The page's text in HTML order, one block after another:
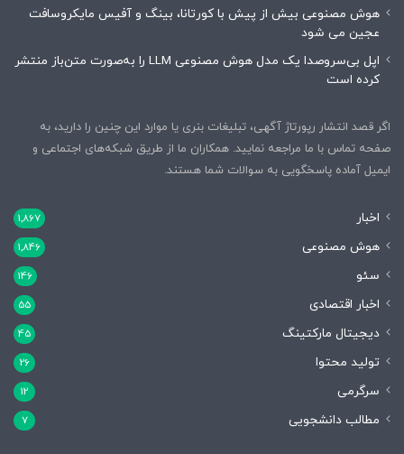
هوش مصنوعی بیش از پیش با کورتانا، بینگ و آفیس مایکروسافت
عجین می شود
اپل بی‌سروصدا یک مدل هوش مصنوعی LLM را به‌صورت متن‌باز منتشر
کرده است
اگر قصد انتشار رپورتاژ آگهی، تبلیغات بنری یا موارد این چنین را دارید، به
صفحه تماس با ما مراجعه نمایید. همکاران ما از طریق شبکه‌های اجتماعی و
ایمیل آماده پاسخگویی به سوالات شما هستند.
اخبار 1,867
هوش مصنوعی 1,846
سئو 146
اخبار اقتصادی 55
دیجیتال مارکتینگ 45
تولید محتوا 26
سرگرمی 12
مطالب دانشجویی 7